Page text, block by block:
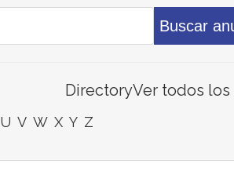
DirectoryVer todos los
U V W X Y Z